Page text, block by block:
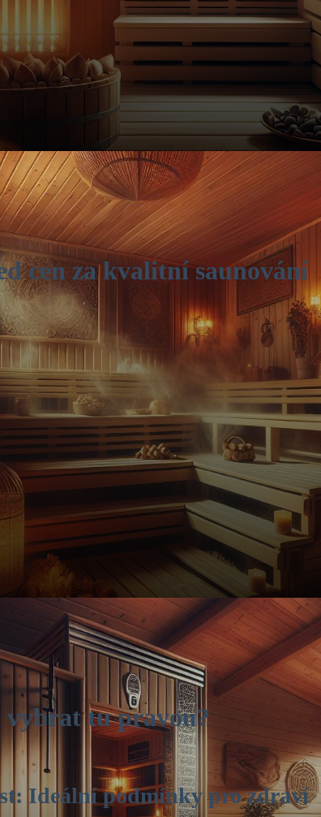
cen za kvalitní saunování
vybrat tu pravou?
Ideální podmínky pro zdraví